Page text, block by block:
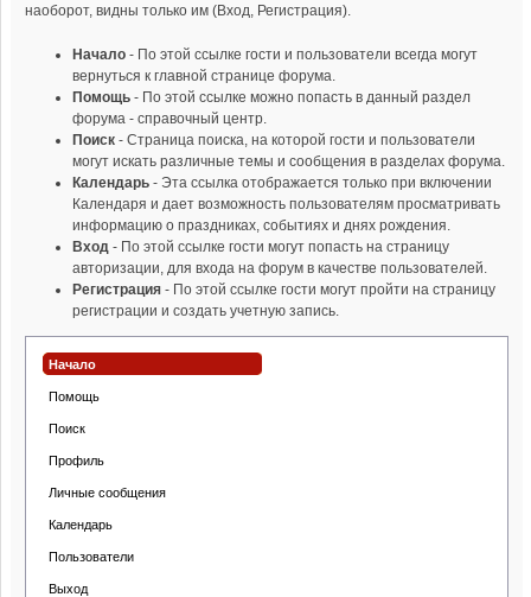
наоборот, видны только им (Вход, Регистрация).
Начало - По этой ссылке гости и пользователи всегда могут
вернуться к главной странице форума.
Помощь - По этой ссылке можно попасть в данный раздел
форума - справочный центр.
Поиск - Страница поиска, на которой гости и пользователи
могут искать различные темы и сообщения в разделах форума.
Календарь - Эта ссылка отображается только при включении
Календаря и дает возможность пользователям просматривать
информацию о праздниках, событиях и днях рождения.
Вход - По этой ссылке гости могут попасть на страницу
авторизации, для входа на форум в качестве пользователей.
Регистрация - По этой ссылке гости могут пройти на страницу
регистрации и создать учетную запись.
Начало
Помощь
Поиск
Профиль
Личные сообщения
Календарь
Пользователи
Выход